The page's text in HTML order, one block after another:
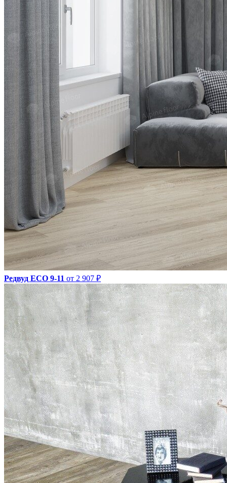
Редвуд ECO 9-11 от 2 907 ₽